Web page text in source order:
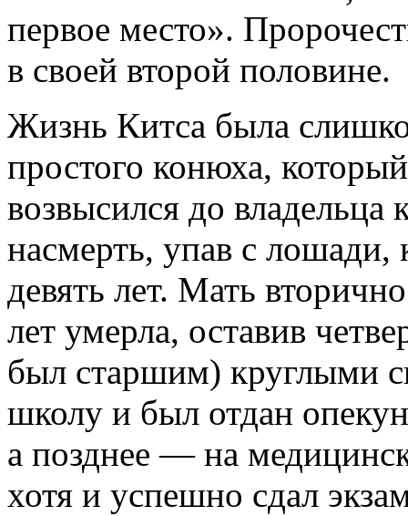
первое место».
в своей второй половине.
Жизнь Китса была
простого конюха,
возвысился до
насмерть, упав с лошади,
девять лет. Мать
лет умерла, оставив
был старшим) круглыми
школу и был отдан
а позднее — на
хотя и успешно сдал